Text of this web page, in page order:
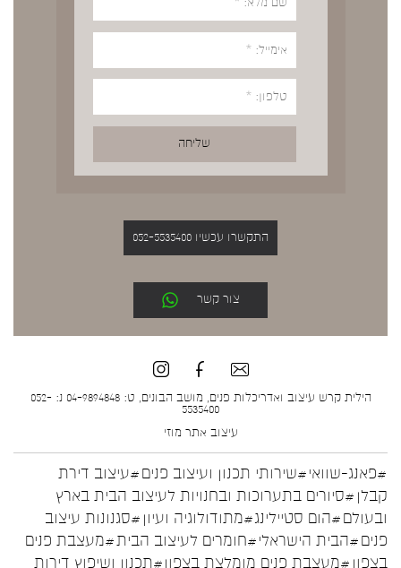
התקשרו עכשיו 052-5535400
צור קשר
הילית קרש עיצוב ואדריכלות פנים, מושב הבונים, ט: 04-9894848 נ: 052-
5535400
עיצוב אתר מוזי
#פאנג-שוואי#שירותי תכנון ועיצוב פנים#עיצוב דירת
קבלן #סיורים בתערוכות ובחנויות לעיצוב הבית בארץ
ובעולם#הום סטיילינג#מתודולוגיה ועיון #סגנונות עיצוב
פנים#הבית הישראלי#חומרים לעיצוב הבית#מעצבת פנים
בצפון #מעצבת פנים מומלצת בצפון#תכנון ושיפוץ דירות